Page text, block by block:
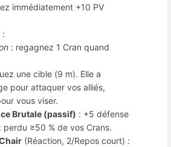
immédiatement +10 PV
:
: regagnez 1 Cran quand
une cible (9 m). Elle a
pour attaquer vos alliés,
vous viser.
Brutale (passif) : +5 défense
≥50 % de vos Crans.
(Réaction, 2/Repos court) :